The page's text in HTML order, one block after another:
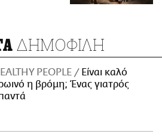
ΔΗΜΟΦΙΛΗ
PEOPLE
Είναι καλό
η βρόμη; Ένας γιατρός